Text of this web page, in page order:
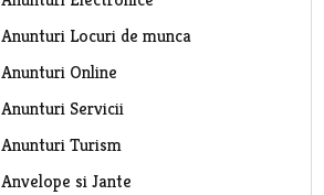
Anunturi Locuri de munca
Anunturi Online
Anunturi Servicii
Anunturi Turism
Anvelope si Jante